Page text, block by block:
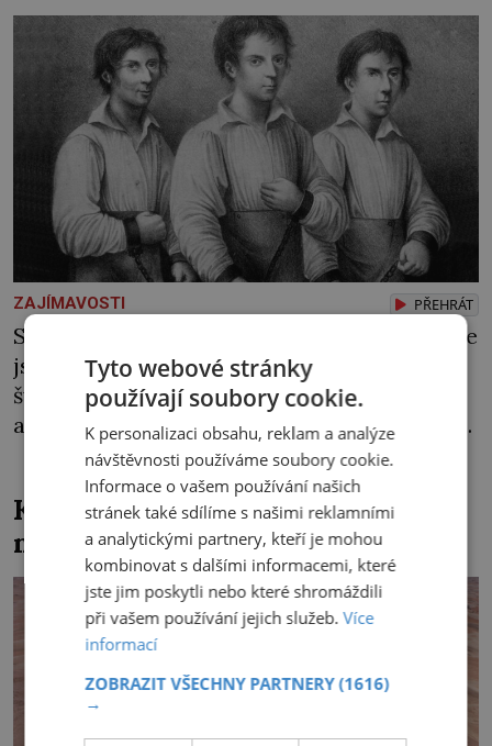
ZAJÍMAVOSTI PŘEHRÁT
Strhne ji z postele, sváže ji a krutě zbije. „Kde
jsou peníze?“ naléhá Grasel na starou
švadlenku. Když mu to neprozradí – ostatně
ani nemůže, protože žádné nemá, spokojí se
lupič s několika měďáky a štůčky látky.
Zraněná žena pár dní nato umírá. Je to muž
nebývale krutý. Jeho činy budí hrůzu ještě
dlouho po jeho smrti […]
Kde se v čínské poušti vzali
modroocí blonďáci?
Tyto webové stránky
používají soubory cookie.
K personalizaci obsahu, reklam a analýze
návštěvnosti používáme soubory cookie.
Informace o vašem používání našich
stránek také sdílíme s našimi reklamními
a analytickými partnery, kteří je mohou
kombinovat s dalšími informacemi, které
jste jim poskytli nebo které shromáždili
při vašem používání jejich služeb.Více
informací
ZOBRAZIT VŠECHNY PARTNERY(1616)
→